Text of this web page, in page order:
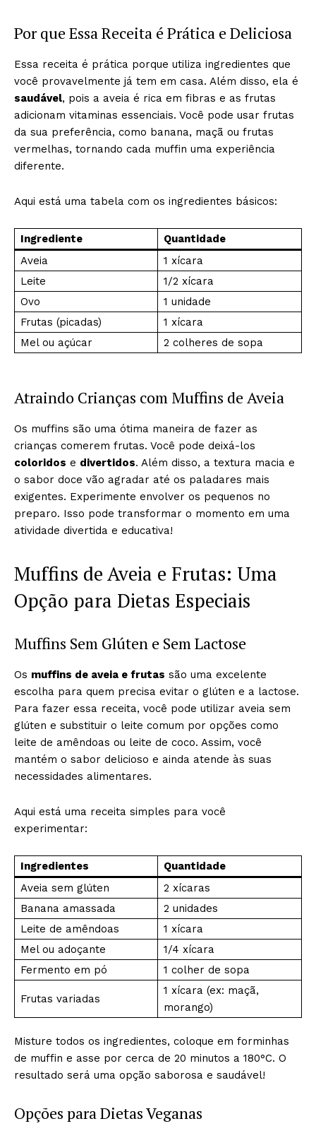
Por que Essa Receita é Prática e Deliciosa
Essa receita é prática porque utiliza ingredientes que
você provavelmente já tem em casa. Além disso, ela é
saudável, pois a aveia é rica em fibras e as frutas
adicionam vitaminas essenciais. Você pode usar frutas
da sua preferência, como banana, maçã ou frutas
vermelhas, tornando cada muffin uma experiência
diferente.
Aqui está uma tabela com os ingredientes básicos:
Ingrediente
Quantidade
Aveia
1 xícara
Leite
1/2 xícara
Ovo
1 unidade
Frutas (picadas)
1 xícara
Mel ou açúcar
2 colheres de sopa
Atraindo Crianças com Muffins de Aveia
Os muffins são uma ótima maneira de fazer as
crianças comerem frutas. Você pode deixá-los
coloridos e divertidos. Além disso, a textura macia e
o sabor doce vão agradar até os paladares mais
exigentes. Experimente envolver os pequenos no
preparo. Isso pode transformar o momento em uma
atividade divertida e educativa!
Muffins de Aveia e Frutas: Uma
Opção para Dietas Especiais
Muffins Sem Glúten e Sem Lactose
Os muffins de aveia e frutas são uma excelente
escolha para quem precisa evitar o glúten e a lactose.
Para fazer essa receita, você pode utilizar aveia sem
glúten e substituir o leite comum por opções como
leite de amêndoas ou leite de coco. Assim, você
mantém o sabor delicioso e ainda atende às suas
necessidades alimentares.
Aqui está uma receita simples para você
experimentar:
Ingredientes
Quantidade
Aveia sem glúten
2 xícaras
Banana amassada
2 unidades
Leite de amêndoas
1 xícara
Mel ou adoçante
1/4 xícara
Fermento em pó
1 colher de sopa
Frutas variadas
1 xícara (ex: maçã,
morango)
Misture todos os ingredientes, coloque em forminhas
de muffin e asse por cerca de 20 minutos a 180°C. O
resultado será uma opção saborosa e saudável!
Opções para Dietas Veganas